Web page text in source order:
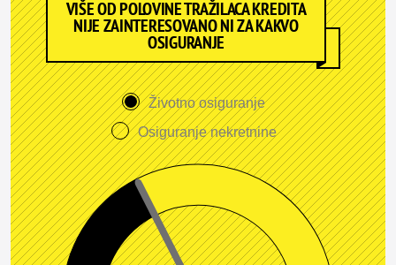
VIŠE OD POLOVINE TRAŽILACA KREDITA
NIJE ZAINTERESOVANO NI ZA KAKVO
OSIGURANJE
Životno osiguranje
Osiguranje nekretnine